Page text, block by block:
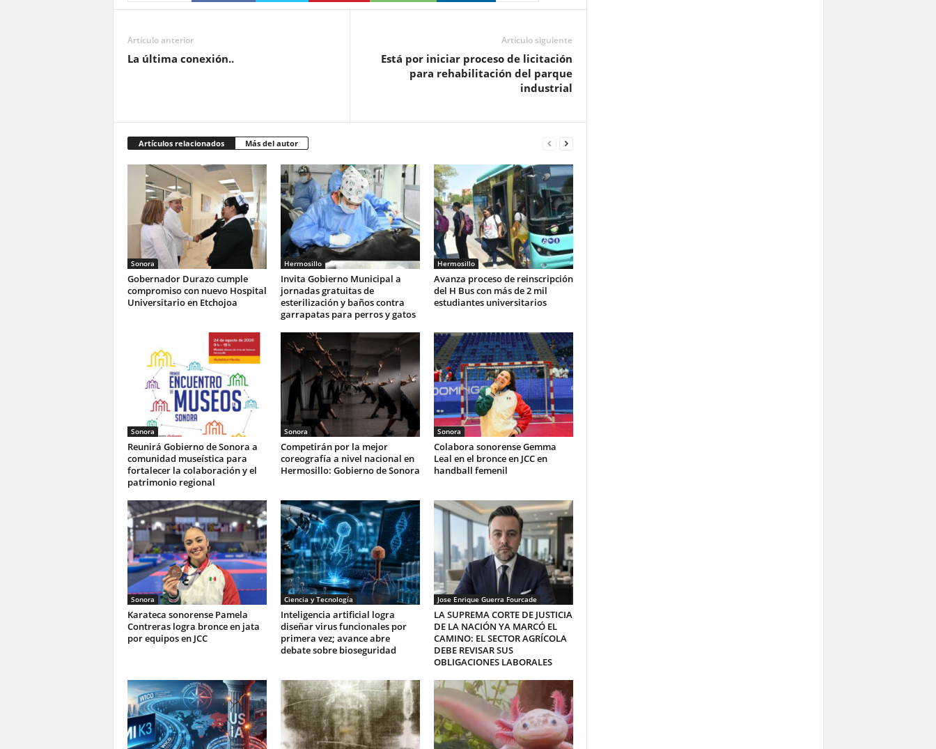
Artículo anterior
La última conexión..
Artículo siguiente
Está por iniciar proceso de licitación
para rehabilitación del parque
industrial
Artículos relacionados Más del autor
Sonora
Gobernador Durazo cumple
compromiso con nuevo Hospital
Universitario en Etchojoa
Hermosillo
Invita Gobierno Municipal a
jornadas gratuitas de
esterilización y baños contra
garrapatas para perros y gatos
Hermosillo
Avanza proceso de reinscripción
del H Bus con más de 2 mil
estudiantes universitarios
Sonora
Reunirá Gobierno de Sonora a
comunidad museística para
fortalecer la colaboración y el
patrimonio regional
Sonora
Competirán por la mejor
coreografía a nivel nacional en
Hermosillo: Gobierno de Sonora
Sonora
Colabora sonorense Gemma
Leal en el bronce en JCC en
handball femenil
Sonora
Karateca sonorense Pamela
Contreras logra bronce en jata
por equipos en JCC
Ciencia y Tecnología
Inteligencia artificial logra
diseñar virus funcionales por
primera vez; avance abre
debate sobre bioseguridad
Jose Enrique Guerra Fourcade
LA SUPREMA CORTE DE JUSTICIA
DE LA NACIÓN YA MARCÓ EL
CAMINO: EL SECTOR AGRÍCOLA
DEBE REVISAR SUS
OBLIGACIONES LABORALES